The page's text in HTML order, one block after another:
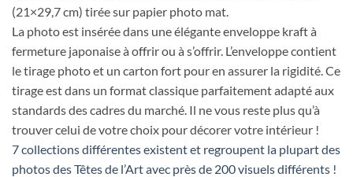
(21×29,7 cm) tirée sur papier photo mat.
La photo est insérée dans une élégante enveloppe kraft à
fermeture japonaise à offrir ou à s’offrir. L’enveloppe contient
le tirage photo et un carton fort pour en assurer la rigidité. Ce
tirage est dans un format classique parfaitement adapté aux
standards des cadres du marché. Il ne vous reste plus qu’à
trouver celui de votre choix pour décorer votre intérieur !
7 collections différentes existent et regroupent la plupart des
photos des Têtes de l’Art avec près de 200 visuels différents !